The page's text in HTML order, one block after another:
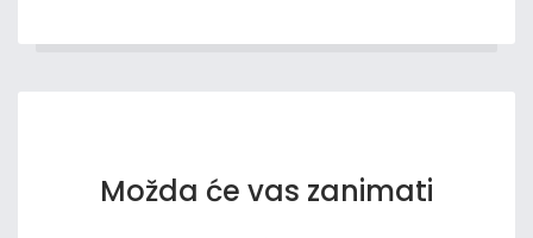
Možda će vas zanimati